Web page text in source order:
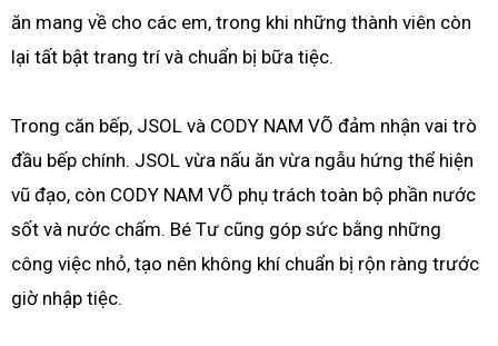
ăn mang về cho các em, trong khi những thành viên còn
lại tất bật trang trí và chuẩn bị bữa tiệc.
Trong căn bếp, JSOL và CODY NAM VÕ đảm nhận vai trò
đầu bếp chính. JSOL vừa nấu ăn vừa ngẫu hứng thể hiện
vũ đạo, còn CODY NAM VÕ phụ trách toàn bộ phần nước
sốt và nước chấm. Bé Tư cũng góp sức bằng những
công việc nhỏ, tạo nên không khí chuẩn bị rộn ràng trước
giờ nhập tiệc.